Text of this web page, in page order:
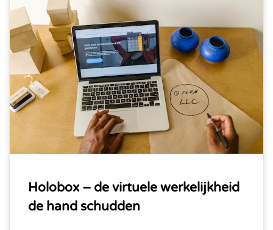
Holobox – de virtuele werkelijkheid
de hand schudden